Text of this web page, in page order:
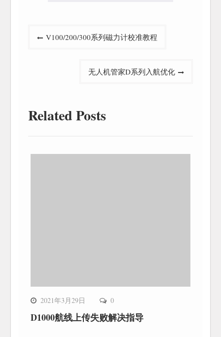
V100/200/300系列磁力计校准教程
无人机管家D系列入航优化
Related Posts
2021年3月29日 0
D1000航线上传失败解决指导